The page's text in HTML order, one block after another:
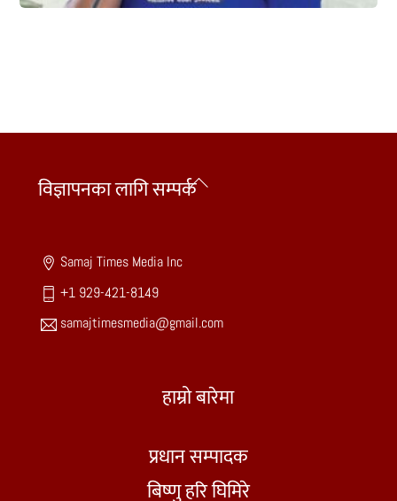
Back
विज्ञापनका लागि सम्पर्क
Samaj Times Media Inc
+1 929-421-8149
samajtimesmedia@gmail.com
हाम्रो बारेमा
प्रधान सम्पादक
बिष्णु हरि घिमिरे